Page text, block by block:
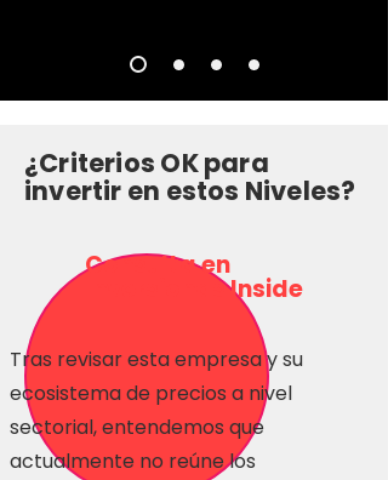
¿Criterios OK para
invertir en estos Niveles?
Consulta en
Inversionas Inside
Tras revisar esta empresa y su
ecosistema de precios a nivel
sectorial, entendemos que
actualmente no reúne los